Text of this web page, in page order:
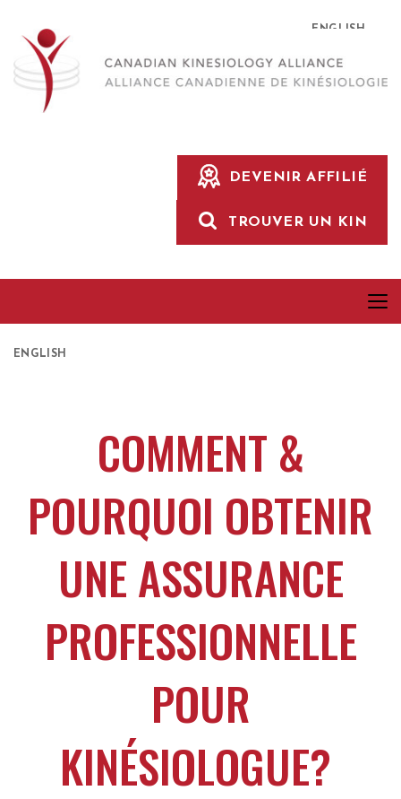
ENGLISH
DEVENIR AFFILIÉ
TROUVER UN KIN
ENGLISH
COMMENT &
POURQUOI OBTENIR
UNE ASSURANCE
PROFESSIONNELLE
POUR
KINÉSIOLOGUE?